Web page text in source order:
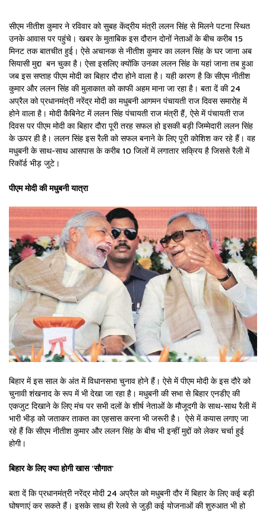
सीएम नीतीश कुमार ने रविवार को सुबह केंद्रीय मंत्री ललन सिंह से मिलने पटना स्थित
उनके आवास पर पहुंचे। खबर के मुताबिक इस दौरान दोनों नेताओं के बीच करीब 15
मिनट तक बातचीत हुई। ऐसे अचानक से नीतीश कुमार का ललन सिंह के घर जाना अब
सियासी मुद्दा बन चुका है। ऐसा इसलिए क्योंकि उनका ललन सिंह के यहां जाना तब हुआ
जब इस सप्ताह पीएम मोदी का बिहार दौरा होने वाला है। यही कारण है कि सीएम नीतीश
कुमार और ललन सिंह की मुलाकात को काफी अहम माना जा रहा है। बता दें की 24
अप्रैल को प्रधानमंत्री नरेंद्र मोदी का मधुबनी आगमन पंचायती राज दिवस समारोह में
होने वाला है। मोदी कैबिनेट में ललन सिंह पंचायती राज मंत्री हैं, ऐसे में पंचायती राज
दिवस पर पीएम मोदी का बिहार दौरा पूरी तरह सफल हो इसकी बड़ी जिम्मेदारी ललन सिंह
के ऊपर ही है। ललन सिंह इस रैली को सफल बनाने के लिए पूरी कोशिश कर रहे हैं। वह
मधुबनी के साथ-साथ आसपास के करीब 10 जिलों में लगातार सक्रिय है जिससे रैली में
रिकॉर्ड भीड़ जुटे।
पीएम मोदी की मधुबनी यात्रा
बिहार में इस साल के अंत में विधानसभा चुनाव होने हैं। ऐसे में पीएम मोदी के इस दौरे को
चुनावी शंखनाद के रूप में भी देखा जा रहा है। मधुबनी की सभा से बिहार एनडीए की
एकजुट दिखाने के लिए मंच पर सभी दलों के शीर्ष नेताओं के मौजूदगी के साथ-साथ रैली में
भारी भीड़ को जताकर ताकत का एहसास करना भी जरूरी है। ऐसे में कयास लगाए जा
रहे हैं कि सीएम नीतीश कुमार और ललन सिंह के बीच भी इन्हीं मुद्दों को लेकर चर्चा हुई
होगी।
बिहार के लिए क्या होगी खास 'सौगात'
बता दें कि प्रधानमंत्री नरेंद्र मोदी 24 अप्रैल को मधुबनी दौर में बिहार के लिए कई बड़ी
घोषणाएं कर सकते हैं। इसके साथ ही रेलवे से जुड़ी कई योजनाओं की शुरुआत भी हो